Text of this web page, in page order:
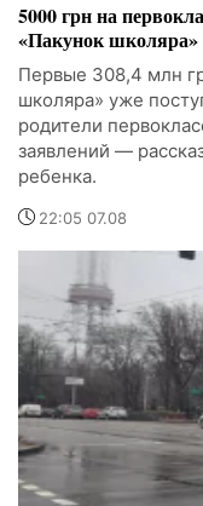
5000 грн на
«Пакунок школяра»
Первые 308,4 млн
школяра» уже
родители
заявлений —
ребенка.
22:05 07.08